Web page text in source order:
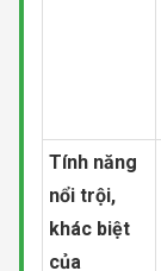
Tính năng
nổi trội,
khác biệt
của